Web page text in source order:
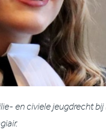
en civiele jeugdrecht